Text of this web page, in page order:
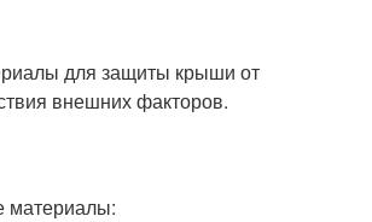
для защиты крыши от
внешних факторов.
материалы: